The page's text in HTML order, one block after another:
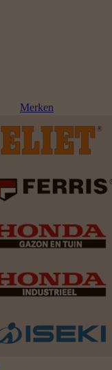
Merken